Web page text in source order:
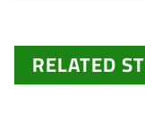
RELATED